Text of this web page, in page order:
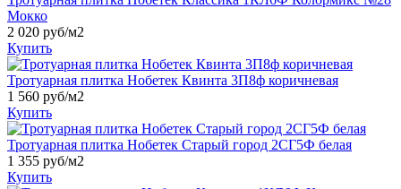
Мокко
2 020 руб/м2
Купить
Тротуарная плитка Нобетек Квинта 3П8ф коричневая
1 560 руб/м2
Купить
Тротуарная плитка Нобетек Старый город 2СГ5Ф белая
1 355 руб/м2
Купить